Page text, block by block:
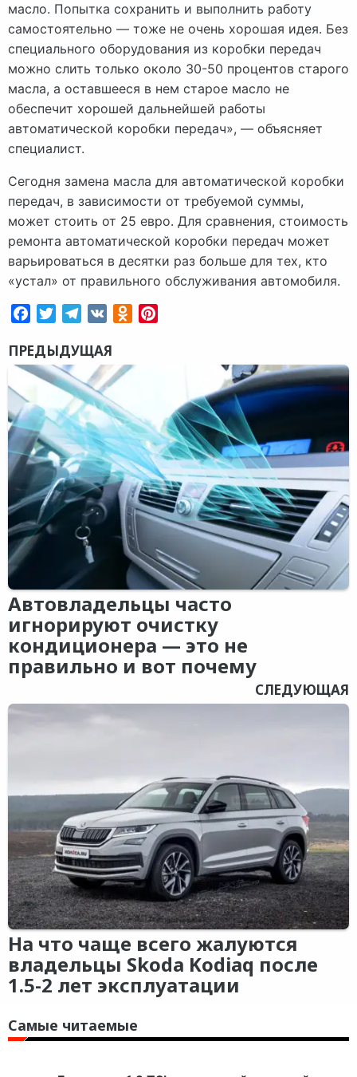
масло. Попытка сохранить и выполнить работу
самостоятельно — тоже не очень хорошая идея. Без
специального оборудования из коробки передач
можно слить только около 30-50 процентов старого
масла, а оставшееся в нем старое масло не
обеспечит хорошей дальнейшей работы
автоматической коробки передач», — объясняет
специалист.
Сегодня замена масла для автоматической коробки
передач, в зависимости от требуемой суммы,
может стоить от 25 евро. Для сравнения, стоимость
ремонта автоматической коробки передач может
варьироваться в десятки раз больше для тех, кто
«устал» от правильного обслуживания автомобиля.
FacebookTwitterTelegram
VK Odnoklassniki
ПРЕДЫДУЩАЯ
Автовладельцы часто
игнорируют очистку
кондиционера — это не
правильно и вот почему
СЛЕДУЮЩАЯ
На что чаще всего жалуются
владельцы Skoda Kodiaq после
1.5-2 лет эксплуатации
Самые читаемые